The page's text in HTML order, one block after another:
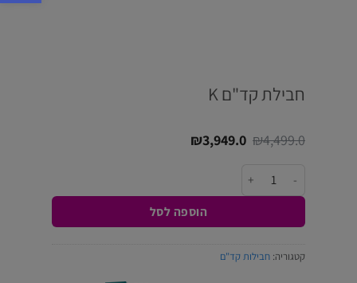
חבילת קד"ם K
₪4,499.0 המחיר
המקורי
₪3,949.0
הוספה לסל
קטגוריה: חבילות קד"ם